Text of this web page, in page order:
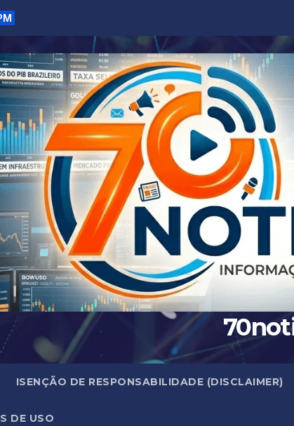
ISENÇÃO DE RESPONSABILIDADE (DISCLAIMER)
DE USO